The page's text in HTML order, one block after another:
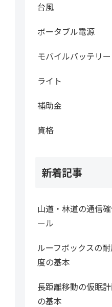
台風
ボータブル電源
モバイルバッテリー
ライト
補助金
資格
新着記事
山道・林道の通信
ール
ルーフボックスの
度の基本
長距離移動の仮眠
の基本